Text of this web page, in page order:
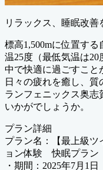
リラックス、睡眠改善
標高1,500mに位置す
温25度（最低気温は
中で快適に過ごすこと
日々の疲れを癒し、
ランフェニックス奥志
いかがでしょうか。
プラン詳細
プラン名：【最上級ツ
ョン体験 快眠プラン
・期間：2025年7月1